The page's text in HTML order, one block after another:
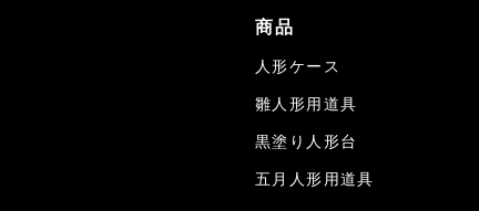
商品
人形ケース
雛人形用道具
黒塗り人形台
五月人形用道具